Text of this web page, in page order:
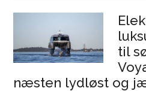
til
næsten lydløst og